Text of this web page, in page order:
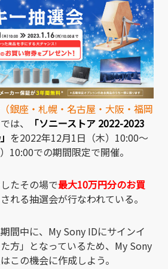
銀座・札幌・名古屋・大阪・福岡
では、
「ソニーストア 2022-2023
を2022年12月1日（木）10:00～
10:00での期間限定で開催。
たその場で最大10万円分のお買
れる抽選会が行なわれている。
間中に、My Sony IDにサインイ
方」となっているため、My Sony
この機会に作成しよう。